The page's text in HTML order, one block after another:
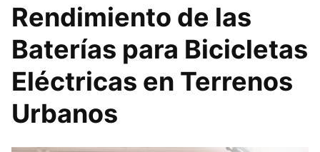
Rendimiento de las
Baterías para Bicicletas
Eléctricas en Terrenos
Urbanos